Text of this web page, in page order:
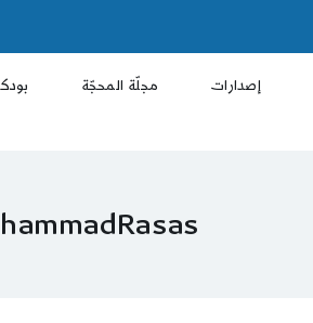
إصدارات مجلّة المحجّة